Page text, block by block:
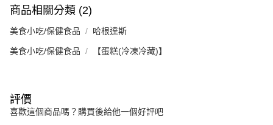
商品相關分類 (2)
美食小吃/保健食品 哈根達斯
美食小吃/保健食品 【蛋糕(冷凍冷藏)】
評價
喜歡這個商品嗎？購買後給他一個好評吧